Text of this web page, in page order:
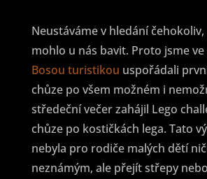
Neustáváme v hledání čehokoliv,
mohlo u nás bavit. Proto jsme
Bosou turistikou uspořádali
chůze po všem možném i
středeční večer zahájil Lego
chůze po kostičkách lega. Tato
nebyla pro rodiče malých dětí
neznámým, ale přejít střepy